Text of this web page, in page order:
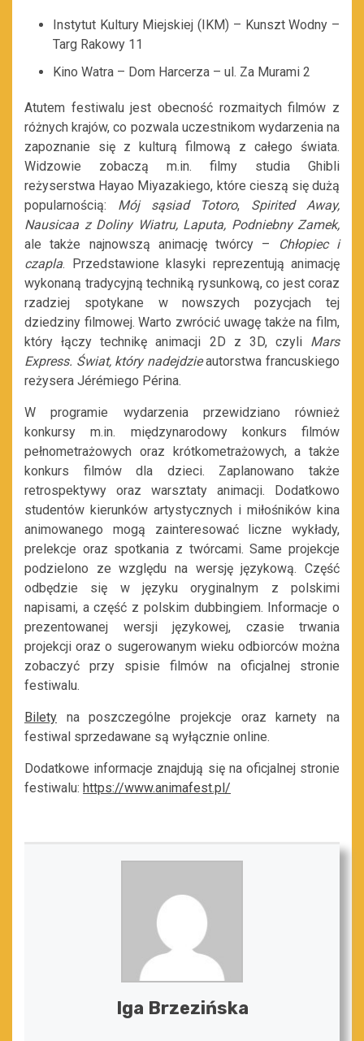
Instytut Kultury Miejskiej (IKM) – Kunszt Wodny –
Targ Rakowy 11
Kino Watra – Dom Harcerza – ul. Za Murami 2
Atutem festiwalu jest obecność rozmaitych filmów z
różnych krajów, co pozwala uczestnikom wydarzenia na
zapoznanie się z kulturą filmową z całego świata.
Widzowie zobaczą m.in. filmy studia Ghibli
reżyserstwa Hayao Miyazakiego, które cieszą się dużą
popularnością: Mój sąsiad Totoro, Spirited Away,
Nausicaa z Doliny Wiatru, Laputa, Podniebny Zamek,
ale także najnowszą animację twórcy –
Chłopiec i
czapla. Przedstawione klasyki reprezentują animację
wykonaną tradycyjną techniką rysunkową, co jest coraz
rzadziej spotykane w nowszych pozycjach tej
dziedziny filmowej. Warto zwrócić uwagę także na film,
który łączy technikę animacji 2D z 3D, czyli Mars
Express. Świat, który nadejdzieautorstwa francuskiego
reżysera Jérémiego Périna.
W programie wydarzenia przewidziano również
konkursy m.in. międzynarodowy konkurs filmów
pełnometrażowych oraz krótkometrażowych, a także
konkurs filmów dla dzieci. Zaplanowano także
retrospektywy oraz warsztaty animacji. Dodatkowo
studentów kierunków artystycznych i miłośników kina
animowanego mogą zainteresować liczne wykłady,
prelekcje oraz spotkania z twórcami. Same projekcje
podzielono ze względu na wersję językową. Część
odbędzie się w języku oryginalnym z polskimi
napisami, a część z polskim dubbingiem. Informacje o
prezentowanej wersji językowej, czasie trwania
projekcji oraz o sugerowanym wieku odbiorców można
zobaczyć przy spisie filmów na oficjalnej stronie
festiwalu.
Bilety na poszczególne projekcje oraz karnety na
festiwal sprzedawane są wyłącznie online.
Dodatkowe informacje znajdują się na oficjalnej stronie
festiwalu: https://www.animafest.pl/
Iga Brzezińska